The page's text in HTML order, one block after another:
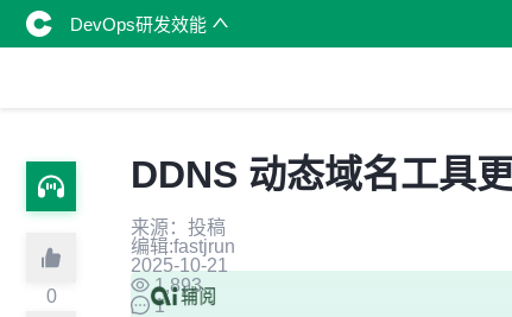
DevOps研发效能
0
DDNS 动态域名工具
来源：投稿
编辑:fastjrun
2025-10-21
1,893
1